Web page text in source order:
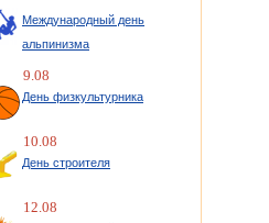
Международный день
альпинизма
9.08
День физкультурника
10.08
День строителя
12.08